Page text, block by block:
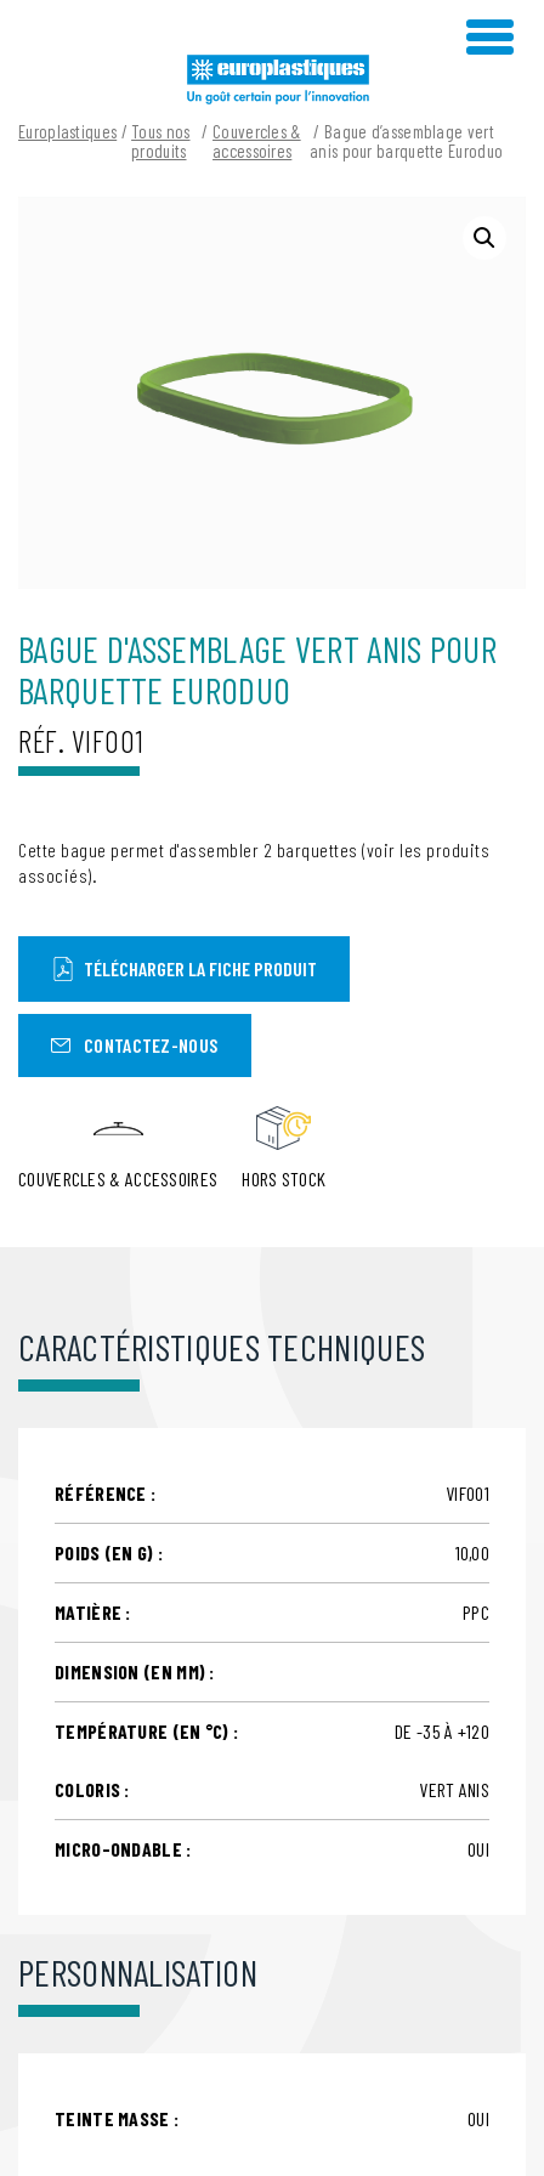
Europlastiques / Tous nos
produits
/ Couvercles &
accessoires
/ Bague d’assemblage vert
anis pour barquette Euroduo
BAGUE D'ASSEMBLAGE VERT ANIS POUR
BARQUETTE EURODUO
RÉF. VIF001
Cette bague permet d'assembler 2 barquettes (voir les produits
associés).
TÉLÉCHARGER LA FICHE PRODUIT
CONTACTEZ-NOUS
COUVERCLES & ACCESSOIRES HORS STOCK
CARACTÉRISTIQUES TECHNIQUES
RÉFÉRENCE : VIF001
POIDS (EN G) : 10,00
MATIÈRE : PPC
DIMENSION (EN MM) :
TEMPÉRATURE (EN °C) : DE -35 À +120
COLORIS : VERT ANIS
MICRO-ONDABLE : OUI
PERSONNALISATION
TEINTE MASSE : OUI